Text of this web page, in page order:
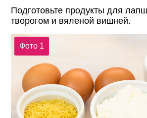
Подготовьте продукты для
творогом и вяленой вишней.
Фото 1